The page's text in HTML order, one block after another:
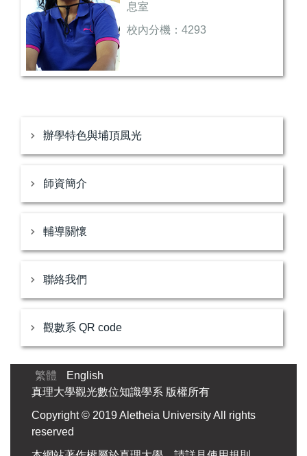
息室
校內分機：4293
辦學特色與埔頂風光
師資簡介
輔導關懷
聯絡我們
觀數系 QR code
繁體
English
真理大學觀光數位知識學系 版權所有
Copyright © 2019 Aletheia University All rights
reserved